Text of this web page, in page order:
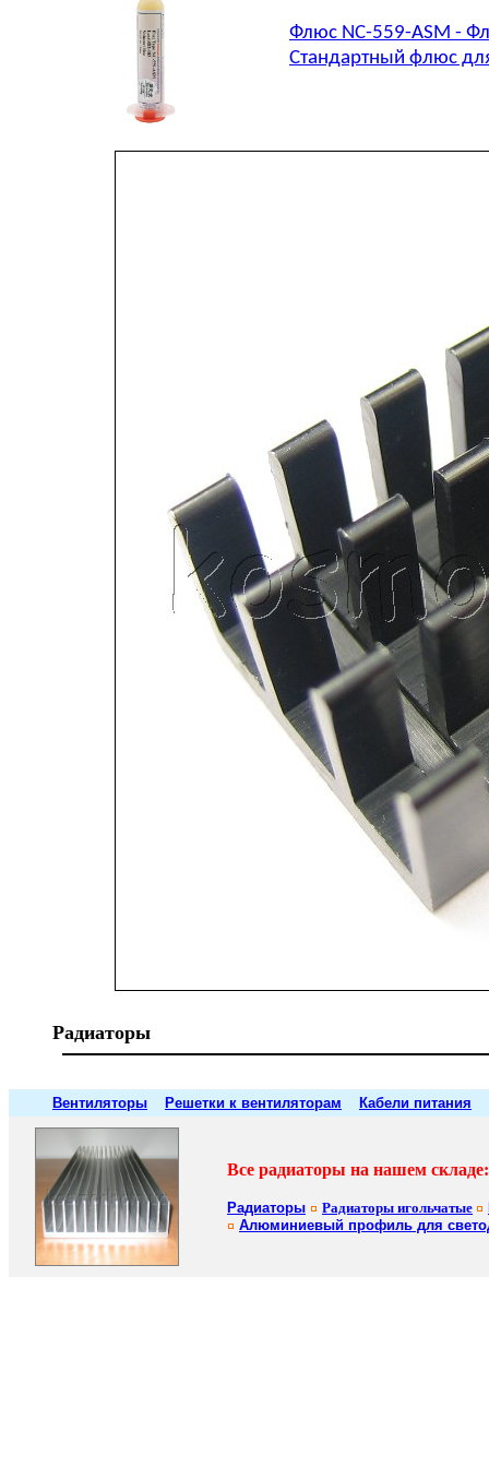
Флюс NC-559-ASM -
Стандартный флюс
Радиаторы
Вентиляторы Решетки к вентиляторам Кабели питания
Все радиаторы на нашем складе:
Радиаторы Радиаторы игольчатые
Алюминиевый профиль для